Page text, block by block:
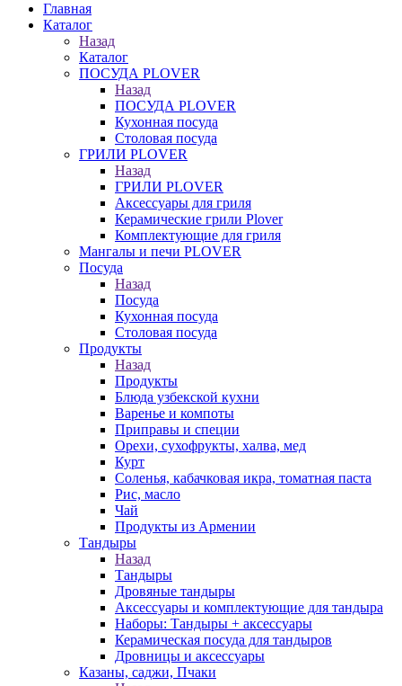
Главная
Каталог
Назад
Каталог
ПОСУДА PLOVER
Назад
ПОСУДА PLOVER
Кухонная посуда
Столовая посуда
ГРИЛИ PLOVER
Назад
ГРИЛИ PLOVER
Аксессуары для гриля
Керамические грили Plover
Комплектующие для гриля
Мангалы и печи PLOVER
Посуда
Назад
Посуда
Кухонная посуда
Столовая посуда
Продукты
Назад
Продукты
Блюда узбекской кухни
Варенье и компоты
Приправы и специи
Орехи, сухофрукты, халва, мед
Курт
Соленья, кабачковая икра, томатная паста
Рис, масло
Чай
Продукты из Армении
Тандыры
Назад
Тандыры
Дровяные тандыры
Аксессуары и комплектующие для тандыра
Наборы: Тандыры + аксессуары
Керамическая посуда для тандыров
Дровницы и аксессуары
Казаны, саджи, Пчаки